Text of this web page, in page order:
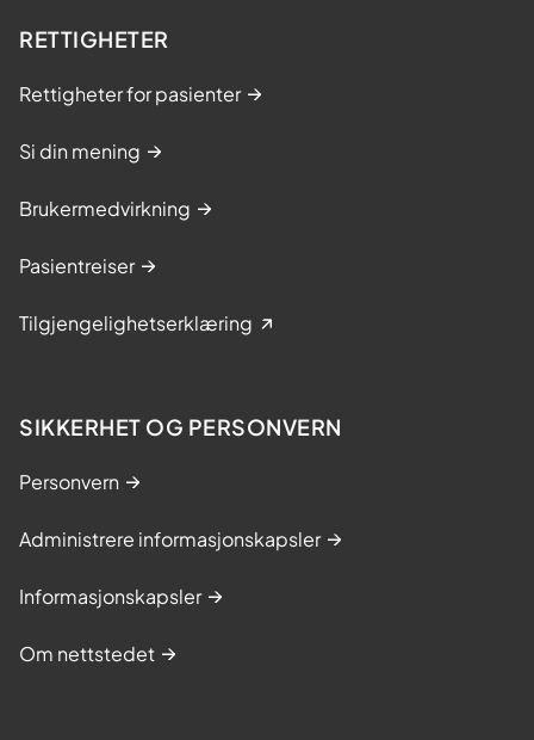
RETTIGHETER
Rettigheter for pasienter
Si din mening
Brukermedvirkning
Pasientreiser
Tilgjengelighetserklæring
SIKKERHET OG PERSONVERN
Personvern
Administrere informasjonskapsler
Informasjonskapsler
Om nettstedet